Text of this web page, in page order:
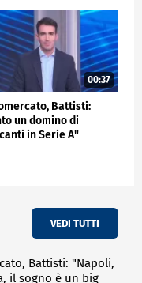
00:37
Battisti:
un domino di
in Serie A"
VEDI TUTTI
Battisti: "Napoli,
il sogno è un big